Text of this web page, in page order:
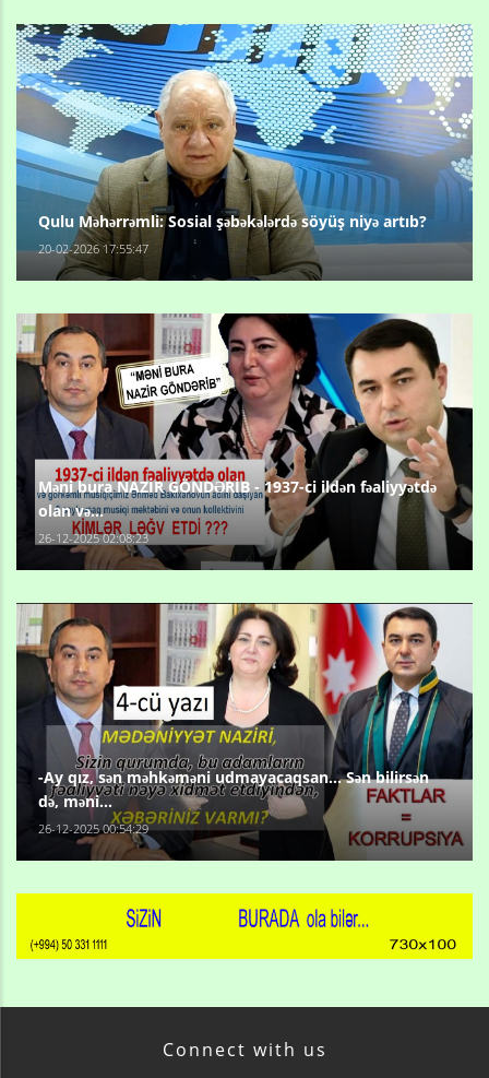
Qulu Məhərrəmli: Sosial şəbəkələrdə söyüş niyə artıb?
20-02-2026 17:55:47
Məni bura NAZİR GÖNDƏRİB - 1937-ci ildən fəaliyyətdə
olan və...
26-12-2025 02:08:23
-Ay qız, sən məhkəməni udmayacaqsan... Sən bilirsən
də, məni...
26-12-2025 00:54:29
Connect with us